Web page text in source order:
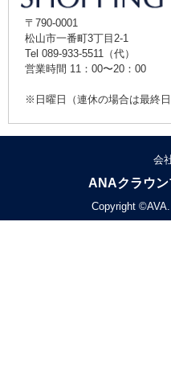
〒790-0001
松山市一番町3丁目2-1
Tel 089-933-5511（代）
営業時間 11：00〜20：00
※日曜日（連休の場合は最終
会
ANAクラウン
Copyright